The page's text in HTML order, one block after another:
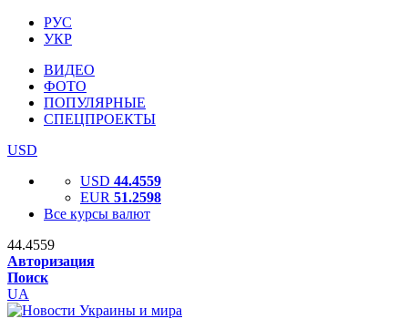
РУС
УКР
ВИДЕО
ФОТО
ПОПУЛЯРНЫЕ
СПЕЦПРОЕКТЫ
USD
USD 44.4559
EUR 51.2598
Все курсы валют
44.4559
Авторизация
Поиск
UA